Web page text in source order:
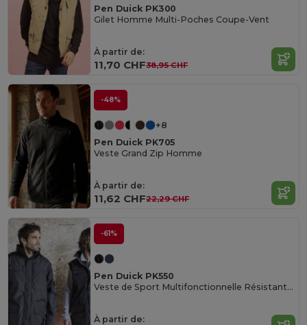
Pen Duick PK300
Gilet Homme Multi-Poches Coupe-Vent
À partir de:
11,70 CHF38,95 CHF
-48%
+8
Pen Duick PK705
Veste Grand Zip Homme
À partir de:
11,62 CHF22,29 CHF
-61%
Pen Duick PK550
Veste de Sport Multifonctionnelle Résistante aux Intempéries
À partir de: